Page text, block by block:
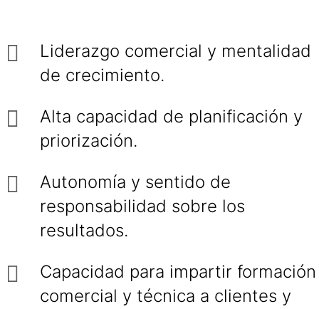
Liderazgo comercial y mentalidad
de crecimiento.
Alta capacidad de planificación y
priorización.
Autonomía y sentido de
responsabilidad sobre los
resultados.
Capacidad para impartir formación
comercial y técnica a clientes y